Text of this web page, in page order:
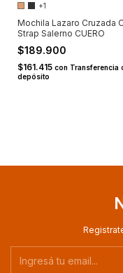
+1
Mochila Lazaro Cruzada
Strap Salerno CUERO
$189.900
$161.415 con Transferencia
depósito